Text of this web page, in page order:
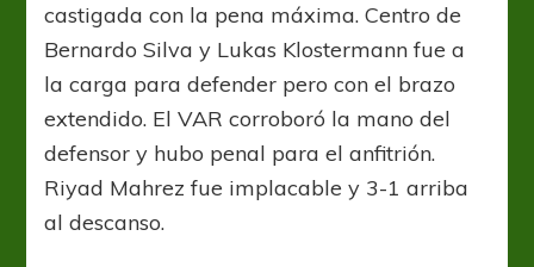
castigada con la pena máxima. Centro de
Bernardo Silva y Lukas Klostermann fue a
la carga para defender pero con el brazo
extendido. El VAR corroboró la mano del
defensor y hubo penal para el anfitrión.
Riyad Mahrez fue implacable y 3-1 arriba
al descanso.